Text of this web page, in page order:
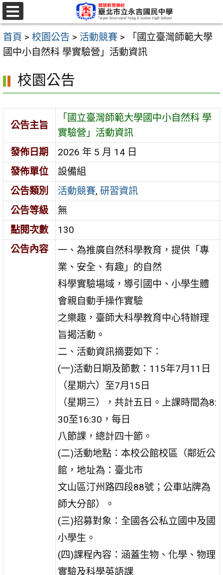
跳
至
主
要
區
選
單
首頁 > 校園公告 > 活動競賽 >
「國立臺灣師範大學
國中小自然科 學實驗營」活動資訊
校園公告
公告主旨
「國立臺灣師範大學國中小自然科 學
實驗營」活動資訊
發佈日期
2026 年 5 月 14 日
發佈單位
設備組
公告類別
活動競賽,研習資訊
公告等級
無
點閱次數
130
公告內容
一、為推廣自然科學教育，提供「專
業、安全、有趣」的自然
科學實驗場域，導引國中、小學生體
會親自動手操作實驗
之樂趣，臺師大科學教育中心特辦理
旨揭活動。
二、活動資訊摘要如下：
(一)活動日期及節數：115年7月11日
（星期六）至7月15日
（星期三），共計五日。上課時間為8:
30至16:30，每日
八節課，總計四十節。
(二)活動地點：本校公館校區（鄰近公
館，地址為：臺北市
文山區汀州路四段88號；公車站牌為
師大分部）。
(三)招募對象：全國各公私立國中及國
小學生。
(四)課程內容：涵蓋生物、化學、物理
實驗及科學英語課